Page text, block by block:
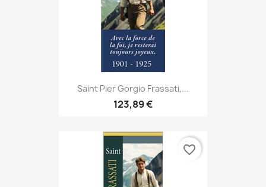
Saint Pier Gorgio Frassati,...
123,89 €
favorite_border